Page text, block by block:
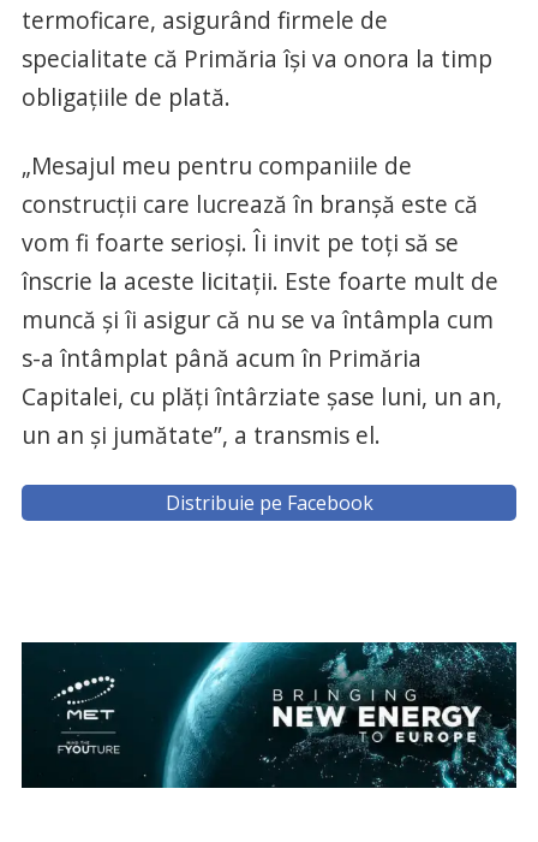
termoficare, asigurând firmele de
specialitate că Primăria îşi va onora la timp
obligaţiile de plată.
„Mesajul meu pentru companiile de
construcţii care lucrează în branşă este că
vom fi foarte serioşi. Îi invit pe toţi să se
înscrie la aceste licitaţii. Este foarte mult de
muncă şi îi asigur că nu se va întâmpla cum
s-a întâmplat până acum în Primăria
Capitalei, cu plăţi întârziate şase luni, un an,
un an şi jumătate”, a transmis el.
Distribuie pe Facebook